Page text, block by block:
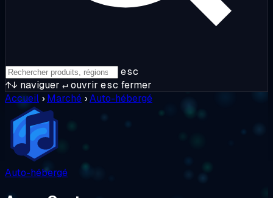
esc
↑↓ naviguer ↵ouvrir esc fermer
Accueil › Marché ›Auto-hébergé
Auto-hébergé